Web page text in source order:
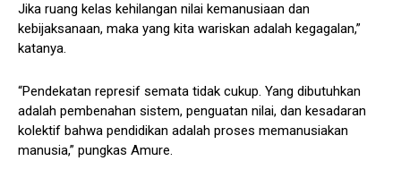
Jika ruang kelas kehilangan nilai kemanusiaan dan
kebijaksanaan, maka yang kita wariskan adalah kegagalan,”
katanya.
“Pendekatan represif semata tidak cukup. Yang dibutuhkan
adalah pembenahan sistem, penguatan nilai, dan kesadaran
kolektif bahwa pendidikan adalah proses memanusiakan
manusia,” pungkas Amure.